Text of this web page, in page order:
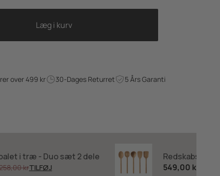
Læg i kurv
over 499 kr 30-Dages Returret 5 Års Garanti
i træ - Duo sæt 2 dele
krTILFØJ
Redskabssæt
549,00 kr